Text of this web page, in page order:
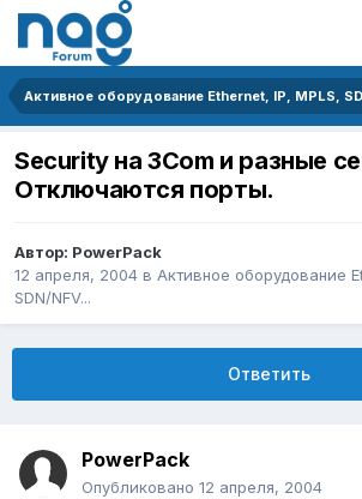
Security на 3Com и разные
Отключаются порты.
Автор: PowerPack
12 апреля, 2004 в Активное оборудование
SDN/NFV...
Ответить
PowerPack
Опубликовано 12 апреля, 2004